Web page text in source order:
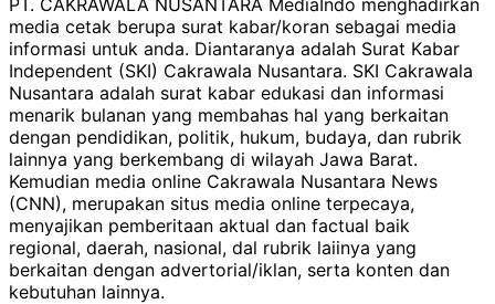
media cetak berupa surat kabar/koran sebagai media
informasi untuk anda. Diantaranya adalah Surat Kabar
Independent (SKI) Cakrawala Nusantara. SKI Cakrawala
Nusantara adalah surat kabar edukasi dan informasi
menarik bulanan yang membahas hal yang berkaitan
dengan pendidikan, politik, hukum, budaya, dan rubrik
lainnya yang berkembang di wilayah Jawa Barat.
Kemudian media online Cakrawala Nusantara News
(CNN), merupakan situs media online terpecaya,
menyajikan pemberitaan aktual dan factual baik
regional, daerah, nasional, dal rubrik laiinya yang
berkaitan dengan advertorial/iklan, serta konten dan
kebutuhan lainnya.